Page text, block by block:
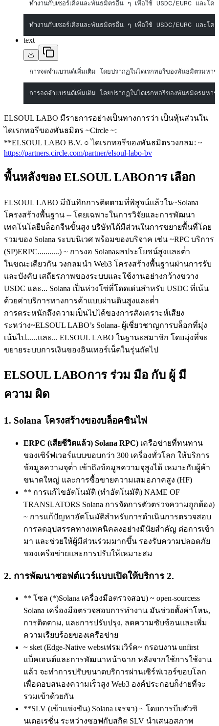
ทํางานกับเซอร์เคิลและพันธมิตรอื่น ๆ เพื่อใช้ USDC/EURC และโค
ทํางานกับเซอร์เคิลและพันธมิตรอื่น ๆ เพื่อใช้ USDC/EURC และโค
text
การจดจําแบรนด์เพิ่มเติม โดยปรากฏในไดเรกทอรีของพันธมิตรมห
การจดจําแบรนด์เพิ่มเติม โดยปรากฏในไดเรกทอรีของพันธมิตรมห
ELSOUL LABO มีรายการอย่างเป็นทางการว่า เป็นหุ้นส่วนใน
ไดเรกทอรีของพันธมิตร ~Circle ~:
**ELSOUL LABO B.V. ○ ไดเรกทอรีของพันธมิตรวงกลม: ~
https://partners.circle.com/partner/elsoul-labo-bv
พื้นหลังของ ELSOUL LABOการ เลือก
ELSOUL LABO มีบันทึกการติดตามที่พิสูจน์แล้วใน~Solana
โครงสร้างพื้นฐาน -- โดยเฉพาะในการวิจัยและการพัฒนา
เทคโนโลยีบล็อกจีนขั้นสูง บริษัทได้มีส่วนในการขยายพื้นที่โดย
รวมของ Solana ระบบนิเวศ พร้อมของบริจาค เช่น ~RPC บริการ
(SP)ERPC...........) ~ การงอ Solanaผลประโยชน์สูงและต่ํา
ในขณะเดียวกัน วงกลมนํา Web3 โครงสร้างพื้นฐานผ่านการรับ
และบังคับ เสถียรภาพของระบบและใช้งานอย่างกว้างขวาง
USDC และ... Solana เป็นห่วงโซ่ที่โดดเด่นสําหรับ USDC ที่เน้น
ด้วยค่าบริการทางการค้าแบบผ่านดินสูงและต่ํา
การตระหนักถึงความเป็นไปได้ของการสังเคราะห์เสียง
ระหว่าง~ELSOUL LABO’s Solana- ผู้เชี่ยวชาญการบล็อกที่มุ่ง
เน้นไป......และ... ELSOUL LABO ในฐานะสมาชิก โดยมุ่งที่จะ
ขยายระบบการเงินของอินเทอร์เน็ตในรุ่นถัดไป
ELSOUL LABOการ ร่วม มือ กับ ผู้ มี
ความ ผิด
1. Solana โครงสร้างของบล็อคชินไฟ
ERPC (เสียชีวิตแล้ว) Solana RPC) เครือข่ายที่ทนทาน
ของเซิร์ฟเวอร์แบบขอบกว่า 300 เครื่องทั่วโลก ให้บริการ
ข้อมูลความจุต่ํา เข้าถึงข้อมูลความจุสูงได้ เหมาะกับผู้ค้า
ขนาดใหญ่ และการซื้อขายความเสมอภาคสูง (HF)
** การแก้ไขอัตโนมัติ (ทําอัตโนมัติ) NAME OF
TRANSLATORS Solana การจัดการตัวตรวจความถูกต้อง)
~ การแก้ปัญหาอัตโนมัติสําหรับการดําเนินการตรวจสอบ
การลดอุปสรรคทางเทคนิคลงอย่างมีนัยสําคัญ ต่อการเข้า
มา และช่วยให้ผู้มีส่วนร่วมมากขึ้น รองรับความปลอดภัย
ของเครือข่ายและการปรับให้เหมาะสม
2. การพัฒนาซอฟต์แวร์แบบเปิดให้บริการ 2.
** โซล (*)Solana เครื่องมือตรวจสอบ) ~ open-sourcess
Solana เครื่องมือตรวจสอบการทํางาน มันช่วยตั้งค่าโหน,
การติดตาม, และการปรับปรุง, ลดความซับซ้อนและเพิ่ม
ความเรียบร้อยของเครือข่าย
~ sket (Edge-Native websเฟรมเวิร์ค~ กรอบงาน unfirst
แบ็คเอนต์และการพัฒนาหน้าฉาก หลังจากใช้การใช้งาน
แล้ว จะทําการปรับขนาดบริการผ่านเซิร์ฟเวอร์ขอบโลก
เพื่อตอบสนองความเร็วสูง Web3 องค์ประกอบก็ง่ายที่จะ
รวมเข้าด้วยกัน
**SLV (เข้าแข่งขัน) Solana เจรจา) ~ โดยการบีบตัวซิ
นเดอเรชั่น ระหว่างซอฟกับสกิต SLV นําเสนอสภาพ